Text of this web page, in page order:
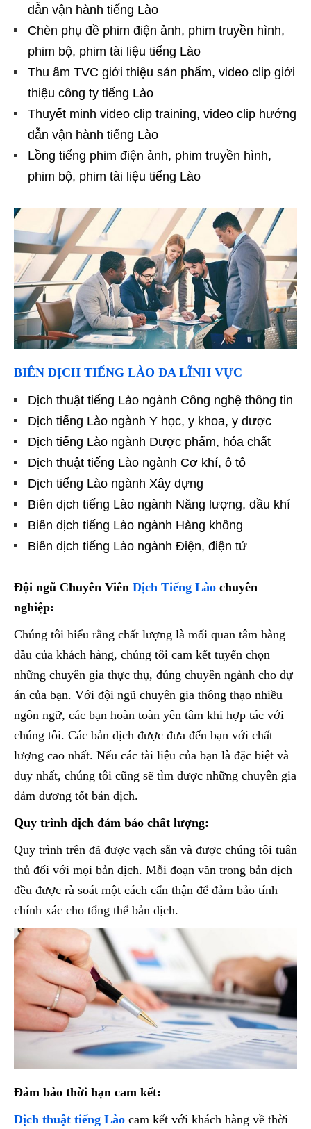
dẫn vận hành tiếng Lào
Chèn phụ đề phim điện ảnh, phim truyền hình,
phim bộ, phim tài liệu tiếng Lào
Thu âm TVC giới thiệu sản phẩm, video clip giới
thiệu công ty tiếng Lào
Thuyết minh video clip training, video clip hướng
dẫn vận hành tiếng Lào
Lồng tiếng phim điện ảnh, phim truyền hình,
phim bộ, phim tài liệu tiếng Lào
BIÊN DỊCH TIẾNG LÀO ĐA LĨNH VỰC
Dịch thuật tiếng Lào ngành Công nghệ thông tin
Dịch tiếng Lào ngành Y học, y khoa, y dược
Dịch tiếng Lào ngành Dược phẩm, hóa chất
Dịch thuật tiếng Lào ngành Cơ khí, ô tô
Dịch tiếng Lào ngành Xây dựng
Biên dịch tiếng Lào ngành Năng lượng, dầu khí
Biên dịch tiếng Lào ngành Hàng không
Biên dịch tiếng Lào ngành Điện, điện tử
Đội ngũ Chuyên Viên Dịch Tiếng Lào chuyên
nghiệp:
Chúng tôi hiểu rằng chất lượng là mối quan tâm hàng
đầu của khách hàng, chúng tôi cam kết tuyển chọn
những chuyên gia thực thụ, đúng chuyên ngành cho dự
án của bạn. Với đội ngũ chuyên gia thông thạo nhiều
ngôn ngữ, các bạn hoàn toàn yên tâm khi hợp tác với
chúng tôi. Các bản dịch được đưa đến bạn với chất
lượng cao nhất. Nếu các tài liệu của bạn là đặc biệt và
duy nhất, chúng tôi cũng sẽ tìm được những chuyên gia
đảm đương tốt bản dịch.
Quy trình dịch đảm bảo chất lượng:
Quy trình trên đã được vạch sẵn và được chúng tôi tuân
thủ đối với mọi bản dịch. Mỗi đoạn văn trong bản dịch
đều được rà soát một cách cẩn thận để đảm bảo tính
chính xác cho tổng thể bản dịch.
Đảm bảo thời hạn cam kết:
Dịch thuật tiếng Lào cam kết với khách hàng về thời